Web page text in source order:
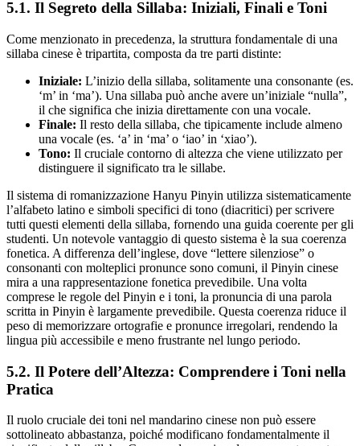
5.1. Il Segreto della Sillaba: Iniziali, Finali e Toni
Come menzionato in precedenza, la struttura fondamentale di una
sillaba cinese è tripartita, composta da tre parti distinte:
Iniziale: L’inizio della sillaba, solitamente una consonante (es.
‘m’ in ‘ma’). Una sillaba può anche avere un’iniziale “nulla”,
il che significa che inizia direttamente con una vocale.
Finale: Il resto della sillaba, che tipicamente include almeno
una vocale (es. ‘a’ in ‘ma’ o ‘iao’ in ‘xiao’).
Tono: Il cruciale contorno di altezza che viene utilizzato per
distinguere il significato tra le sillabe.
Il sistema di romanizzazione Hanyu Pinyin utilizza sistematicamente
l’alfabeto latino e simboli specifici di tono (diacritici) per scrivere
tutti questi elementi della sillaba, fornendo una guida coerente per gli
studenti. Un notevole vantaggio di questo sistema è la sua coerenza
fonetica. A differenza dell’inglese, dove “lettere silenziose” o
consonanti con molteplici pronunce sono comuni, il Pinyin cinese
mira a una rappresentazione fonetica prevedibile. Una volta
comprese le regole del Pinyin e i toni, la pronuncia di una parola
scritta in Pinyin è largamente prevedibile. Questa coerenza riduce il
peso di memorizzare ortografie e pronunce irregolari, rendendo la
lingua più accessibile e meno frustrante nel lungo periodo.
5.2. Il Potere dell’Altezza: Comprendere i Toni nella
Pratica
Il ruolo cruciale dei toni nel mandarino cinese non può essere
sottolineato abbastanza, poiché modificano fondamentalmente il